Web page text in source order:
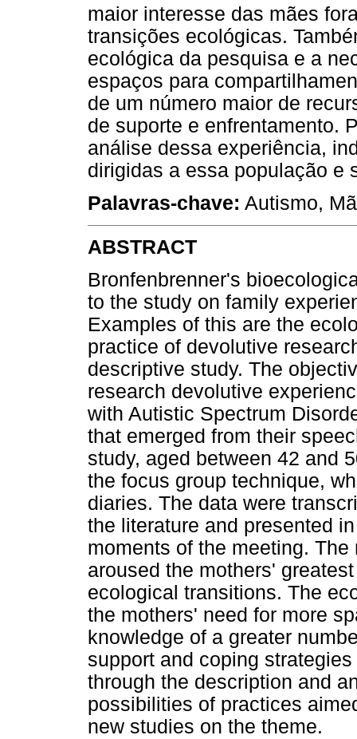
maior interesse das mães
transições ecológicas.
ecológica da pesquisa e a
espaços para
de um número maior de
de suporte e enfrentamento.
análise dessa experiência,
dirigidas a essa população e
Palavras-chave: Autismo,
ABSTRACT
Bronfenbrenner's
to the study on family
Examples of this are the
practice of devolutive
descriptive study. The
research devolutive
with Autistic Spectrum
that emerged from their
study, aged between 42 and
the focus group technique,
diaries. The data were
the literature and presented
moments of the meeting.
aroused the mothers'
ecological transitions. The
the mothers' need for more
knowledge of a greater
support and coping
through the description and
possibilities of practices
new studies on the theme.